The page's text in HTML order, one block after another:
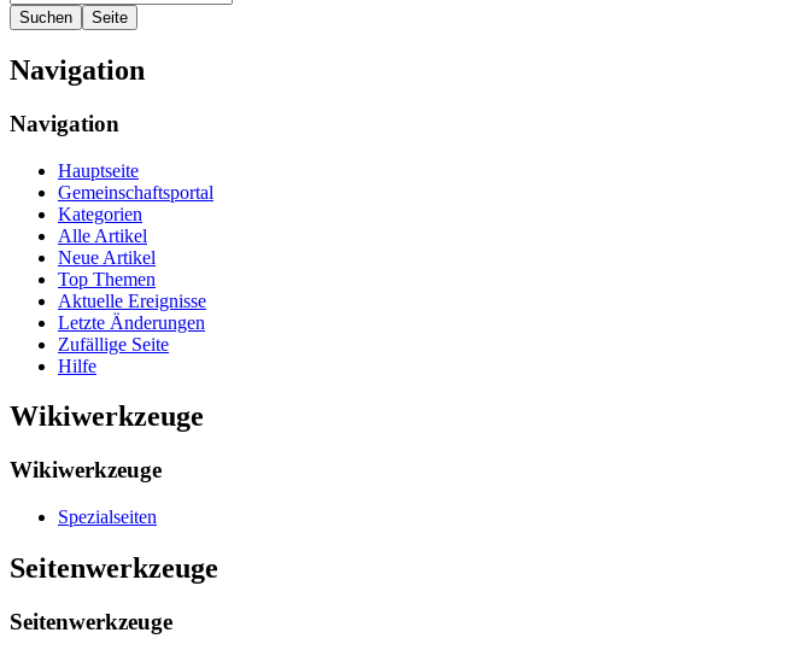
Navigation
Navigation
Hauptseite
Gemeinschaftsportal
Kategorien
Alle Artikel
Neue Artikel
Top Themen
Aktuelle Ereignisse
Letzte Änderungen
Zufällige Seite
Hilfe
Wikiwerkzeuge
Wikiwerkzeuge
Spezialseiten
Seitenwerkzeuge
Seitenwerkzeuge